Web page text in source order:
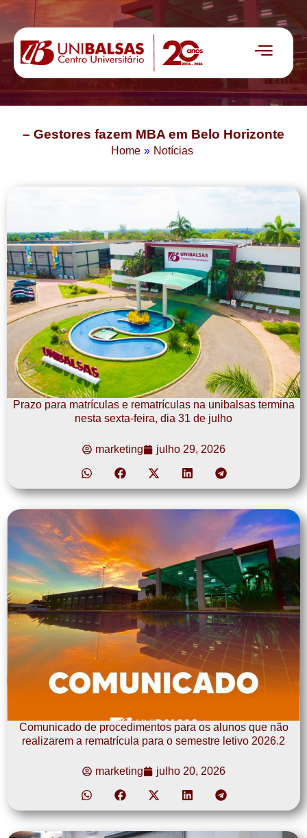
– Gestores fazem MBA em Belo Horizonte
Home » Notícias
Prazo para matrículas e rematrículas na unibalsas termina
nesta sexta-feira, dia 31 de julho
marketing julho 29, 2026
Comunicado de procedimentos para os alunos que não
realizarem a rematrícula para o semestre letivo 2026.2
marketing julho 20, 2026